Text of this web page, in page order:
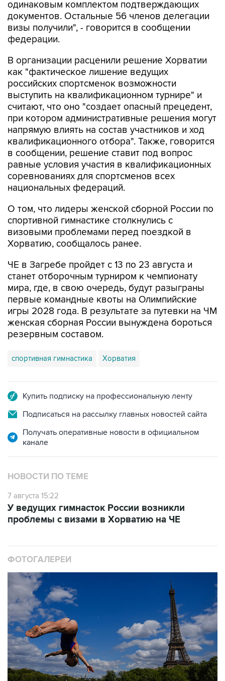
одинаковым комплектом подтверждающих
документов. Остальные 56 членов делегации
визы получили", - говорится в сообщении
федерации.
В организации расценили решение Хорватии
как "фактическое лишение ведущих
российских спортсменок возможности
выступить на квалификационном турнире" и
считают, что оно "создает опасный прецедент,
при котором административные решения могут
напрямую влиять на состав участников и ход
квалификационного отбора". Также, говорится
в сообщении, решение ставит под вопрос
равные условия участия в квалификационных
соревнованиях для спортсменов всех
национальных федераций.
О том, что лидеры женской сборной России по
спортивной гимнастике столкнулись с
визовыми проблемами перед поездкой в
Хорватию, сообщалось ранее.
ЧЕ в Загребе пройдет с 13 по 23 августа и
станет отборочным турниром к чемпионату
мира, где, в свою очередь, будут разыграны
первые командные квоты на Олимпийские
игры 2028 года. В результате за путевки на ЧМ
женская сборная России вынуждена бороться
резервным составом.
спортивная гимнастика Хорватия
Купить подписку на профессиональную ленту
Подписаться на рассылку главных новостей сайта
Получать оперативные новости в официальном
канале
НОВОСТИ ПО ТЕМЕ
7 августа 15:22
У ведущих гимнасток России возникли
проблемы с визами в Хорватию на ЧЕ
ФОТОГАЛЕРЕИ